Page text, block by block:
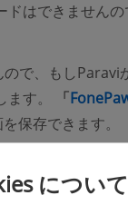
はできません
で、もしParavi
す。
「
保存できます。
について